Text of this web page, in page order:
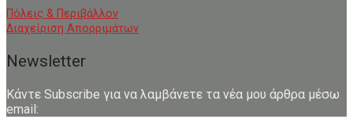
Πόλεις & Περιβάλλον
Διαχείριση Απορριμάτων
Newsletter
Κάντε Subscribe για να λαμβάνετε τα νέα μου άρθρα μέσω
email: